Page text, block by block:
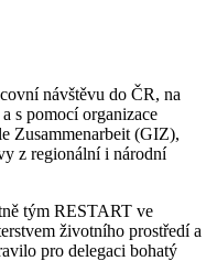
návštěvu do ČR, na
s pomocí organizace
Zusammenarbeit (GIZ),
z regionální i národní
tým RESTART ve
životního prostředí a
pro delegaci bohatý